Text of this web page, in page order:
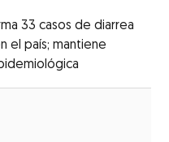
33 casos de diarrea
el país; mantiene